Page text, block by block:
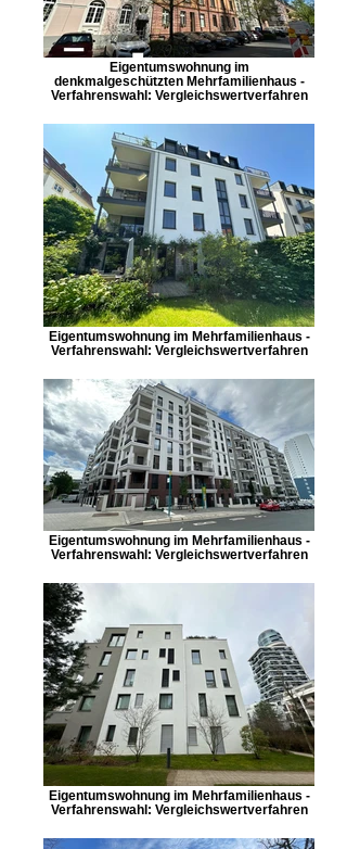
Eigentumswohnung im
denkmalgeschützten Mehrfamilienhaus -
Verfahrenswahl: Vergleichswertverfahren
Eigentumswohnung im Mehrfamilienhaus -
Verfahrenswahl: Vergleichswertverfahren
Eigentumswohnung im Mehrfamilienhaus -
Verfahrenswahl: Vergleichswertverfahren
Eigentumswohnung im Mehrfamilienhaus -
Verfahrenswahl: Vergleichswertverfahren